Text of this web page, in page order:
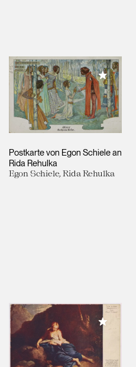
Sammlung hinzufügen
Postkarte von Egon Schiele an
Rida Rehulka
Egon Schiele, Rida Rehulka
Meiner
Sammlung hinzufügen
Meiner